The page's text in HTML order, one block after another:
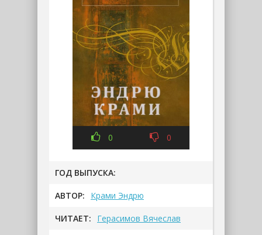
0 0
ГОД ВЫПУСКА:
АВТОР: Крами Эндрю
ЧИТАЕТ: Герасимов Вячеслав